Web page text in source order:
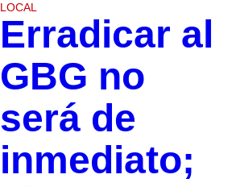
LOCAL
Erradicar al
GBG no
será de
inmediato;